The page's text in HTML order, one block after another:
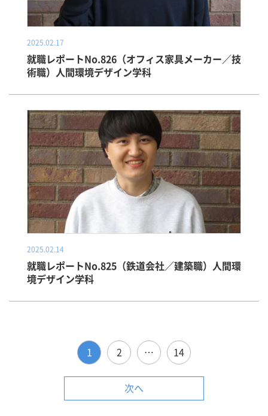
2025.02.17
就職レポートNo.826（オフィス家具メーカー／技
術職）人間環境デザイン学科
2025.02.14
就職レポートNo.825（鉄道会社／建築職）人間環
境デザイン学科
1 2 … 14
次へ